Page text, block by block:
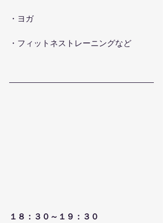
・ヨガ
・フィットネストレーニングなど
１８：３０～１９：３０